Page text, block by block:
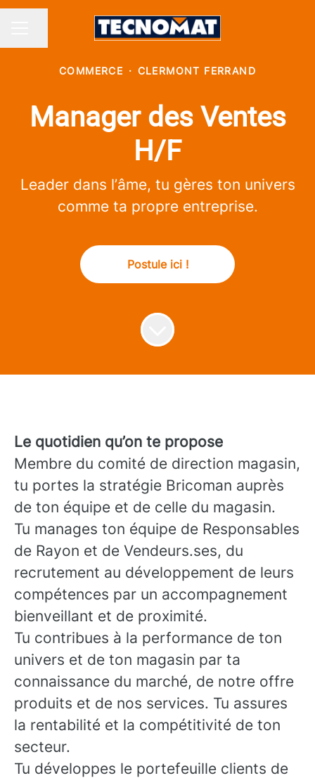
MENU CARRIÈRE
Partager la page
COMMERCE · CLERMONT FERRAND
Manager des Ventes
H/F
Leader dans l’âme, tu gères ton univers
comme ta propre entreprise.
Postule ici !
Le quotidien qu’on te propose
Membre du comité de direction magasin,
tu portes la stratégie Bricoman auprès
de ton équipe et de celle du magasin.
Tu manages ton équipe de Responsables
de Rayon et de Vendeurs.ses, du
recrutement au développement de leurs
compétences par un accompagnement
bienveillant et de proximité.
Tu contribues à la performance de ton
univers et de ton magasin par ta
connaissance du marché, de notre offre
produits et de nos services. Tu assures
la rentabilité et la compétitivité de ton
secteur.
Tu développes le portefeuille clients de